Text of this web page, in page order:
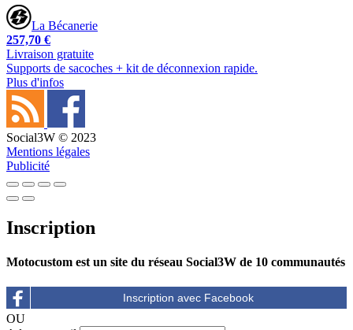
La Bécanerie
257,70 €
Livraison gratuite
Supports de sacoches + kit de déconnexion rapide.
Plus d'infos
Social3W © 2023
Mentions légales
Publicité
Inscription
Motocustom est un site du réseau Social3W de 10 communautés
OU